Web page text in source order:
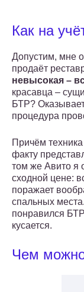
Как на
Допустим, мне
продаёт
невысокая –
красавца –
БТР?
процедура
Причём
факту
том же Авито я
сходной цене:
поражает
спальных места.
понравился
кусается.
Чем